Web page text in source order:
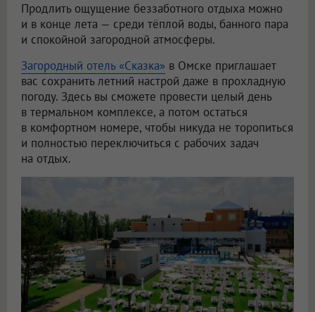
Продлить ощущение беззаботного отдыха можно
и в конце лета — среди тёплой воды, банного пара
и спокойной загородной атмосферы.
Загородный отель «Сказка» в Омске приглашает
вас сохранить летний настрой даже в прохладную
погоду. Здесь вы сможете провести целый день
в термальном комплексе, а потом остаться
в комфортном номере, чтобы никуда не торопиться
и полностью переключиться с рабочих задач
на отдых.